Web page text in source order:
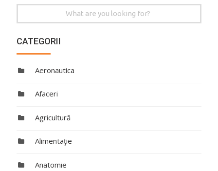
for:
CATEGORII
Aeronautica
Afaceri
Agricultură
Alimentaţie
Anatomie